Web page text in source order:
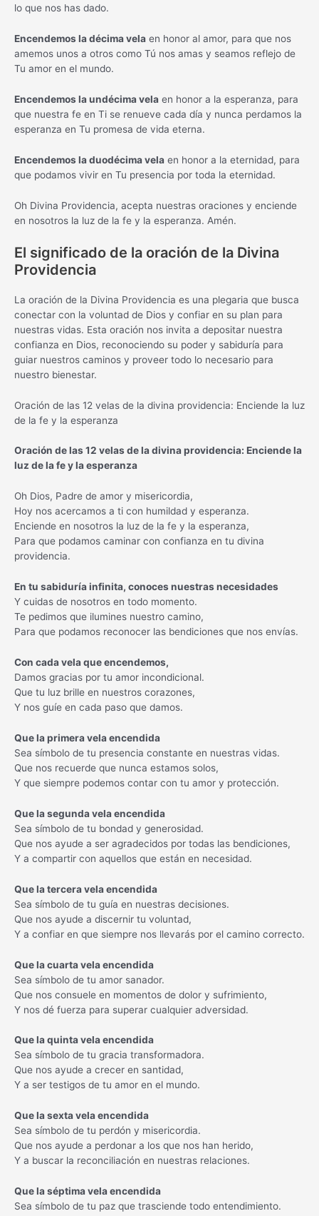
lo que nos has dado.
Encendemos la décima vela en honor al amor, para que nos
amemos unos a otros como Tú nos amas y seamos reflejo de
Tu amor en el mundo.
Encendemos la undécima vela en honor a la esperanza, para
que nuestra fe en Ti se renueve cada día y nunca perdamos la
esperanza en Tu promesa de vida eterna.
Encendemos la duodécima vela en honor a la eternidad, para
que podamos vivir en Tu presencia por toda la eternidad.
Oh Divina Providencia, acepta nuestras oraciones y enciende
en nosotros la luz de la fe y la esperanza. Amén.
El significado de la oración de la Divina
Providencia
La oración de la Divina Providencia es una plegaria que busca
conectar con la voluntad de Dios y confiar en su plan para
nuestras vidas. Esta oración nos invita a depositar nuestra
confianza en Dios, reconociendo su poder y sabiduría para
guiar nuestros caminos y proveer todo lo necesario para
nuestro bienestar.
Oración de las 12 velas de la divina providencia: Enciende la luz
de la fe y la esperanza
Oración de las 12 velas de la divina providencia: Enciende la
luz de la fe y la esperanza
Oh Dios, Padre de amor y misericordia,
Hoy nos acercamos a ti con humildad y esperanza.
Enciende en nosotros la luz de la fe y la esperanza,
Para que podamos caminar con confianza en tu divina
providencia.
En tu sabiduría infinita, conoces nuestras necesidades
Y cuidas de nosotros en todo momento.
Te pedimos que ilumines nuestro camino,
Para que podamos reconocer las bendiciones que nos envías.
Con cada vela que encendemos,
Damos gracias por tu amor incondicional.
Que tu luz brille en nuestros corazones,
Y nos guíe en cada paso que damos.
Que la primera vela encendida
Sea símbolo de tu presencia constante en nuestras vidas.
Que nos recuerde que nunca estamos solos,
Y que siempre podemos contar con tu amor y protección.
Que la segunda vela encendida
Sea símbolo de tu bondad y generosidad.
Que nos ayude a ser agradecidos por todas las bendiciones,
Y a compartir con aquellos que están en necesidad.
Que la tercera vela encendida
Sea símbolo de tu guía en nuestras decisiones.
Que nos ayude a discernir tu voluntad,
Y a confiar en que siempre nos llevarás por el camino correcto.
Que la cuarta vela encendida
Sea símbolo de tu amor sanador.
Que nos consuele en momentos de dolor y sufrimiento,
Y nos dé fuerza para superar cualquier adversidad.
Que la quinta vela encendida
Sea símbolo de tu gracia transformadora.
Que nos ayude a crecer en santidad,
Y a ser testigos de tu amor en el mundo.
Que la sexta vela encendida
Sea símbolo de tu perdón y misericordia.
Que nos ayude a perdonar a los que nos han herido,
Y a buscar la reconciliación en nuestras relaciones.
Que la séptima vela encendida
Sea símbolo de tu paz que trasciende todo entendimiento.